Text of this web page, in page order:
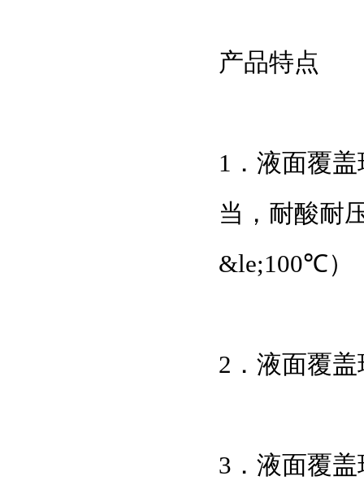
产品特点
1．液面覆
当，耐酸耐
&le;100℃）
2．液面覆
3．液面覆